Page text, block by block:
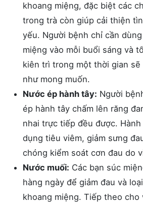
khoang miệng, đặc biệt các
trong trà còn giúp cải thiện
yếu. Người bệnh chỉ cần
miệng vào mỗi buổi sáng và
kiên trì trong một thời gian
như mong muốn.
Nước ép hành tây: Người
ép hành tây chấm lên răng
nhai trực tiếp đều được.
dụng tiêu viêm, giảm sưng
chóng kiểm soát cơn đau do
Nước muối: Các bạn súc
hàng ngày để giảm đau và
khoang miệng. Tiếp theo cho